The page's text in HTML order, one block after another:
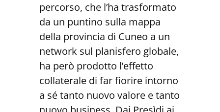
percorso, che l’ha trasformato
da un puntino sulla mappa
della provincia di Cuneo a un
network sul planisfero globale,
ha però prodotto l’effetto
collaterale di far fiorire intorno
a sé tanto nuovo valore e tanto